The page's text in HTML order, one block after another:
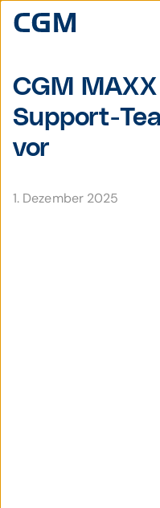
CGM
Support-
vor
1. Dezember 2025